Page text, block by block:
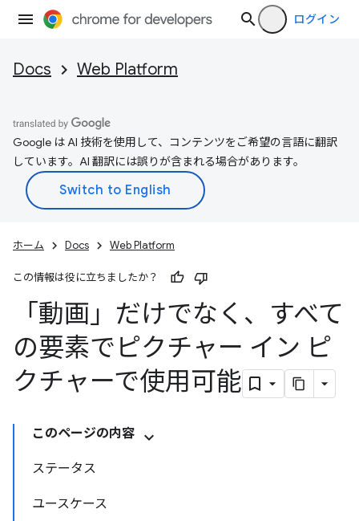
ログイン
Docs Web Platform
Google は AI 技術を使用して、コンテンツをご希望の言語に翻訳
しています。AI 翻訳には誤りが含まれる場合があります。
ホーム Docs Web Platform
この情報は役に立ちましたか？
「動画」だけでなく、すべて
の要素でピクチャー イン ピ
クチャーで使用可能
このページの内容
ステータス
ユースケース